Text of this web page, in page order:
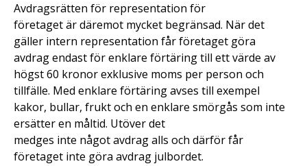
Avdragsrätten för representation för
företaget är däremot mycket begränsad. När det
gäller intern representation får företaget göra
avdrag endast för enklare förtäring till ett värde av
högst 60 kronor exklusive moms per person och
tillfälle. Med enklare förtäring avses till exempel
kakor, bullar, frukt och en enklare smörgås som inte
ersätter en måltid. Utöver det
medges inte något avdrag alls och därför får
företaget inte göra avdrag julbordet.